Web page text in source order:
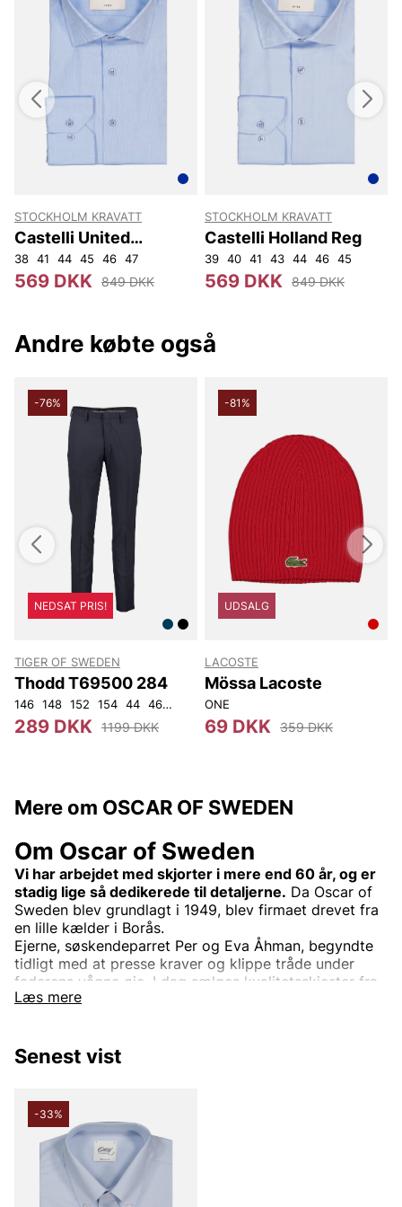
STOCKHOLM KRAVATT
Castelli United
Kingdom Reg
38 41 44 45 46 47
569 DKK 849 DKK
STOCKHOLM KRAVATT
Castelli Holland Reg
39 40 41 43 44 46 45
569 DKK 849 DKK
Andre købte også
-76%
NEDSAT PRIS!
TIGER OF SWEDEN
Thodd T69500 284
146 148 152 154 44 46 48 50 52
289 DKK 1199 DKK
-81%
UDSALG
LACOSTE
Mössa Lacoste
ONE
69 DKK 359 DKK
Mere om OSCAR OF SWEDEN
Læs mere
Om Oscar of Sweden
Vi har arbejdet med skjorter i mere end 60 år, og er
stadig lige så dedikerede til detaljerne. Da Oscar of
Sweden blev grundlagt i 1949, blev firmaet drevet fra
en lille kælder i Borås.
Ejerne, søskendeparret Per og Eva Åhman, begyndte
tidligt med at presse kraver og klippe tråde under
faderens vågne øje. I dag sælges kvalitetsskjorter fra
Oscar of Sweden over hele verden, men de designes
Vi er dedikerede til detaljerne. Hver søm, hvert
mønster, pasform og snit skal være helt perfekt. Vi
og mærkes, at du bærer en skjorte fra Oscar of
Sweden. Derfor lægger vi stor vægt på valget af
eksklusive tekstiler, knapper og tråd til
vævningsteknik og vask af stoffet. Med hensyn til
stoffer tilbyder vi alt fra hør til vasket denim,
chambray.
Senest vist
-33%